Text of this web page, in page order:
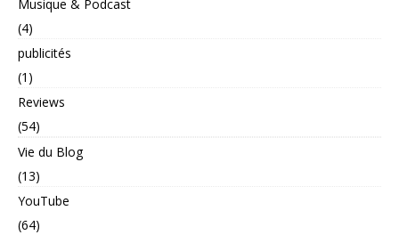
Musique & Podcast
(4)
publicités
(1)
Reviews
(54)
Vie du Blog
(13)
YouTube
(64)